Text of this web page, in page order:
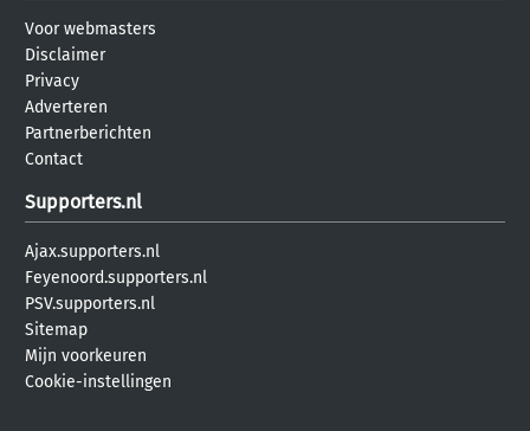
Voor webmasters
Disclaimer
Privacy
Adverteren
Partnerberichten
Contact
Supporters.nl
Ajax.supporters.nl
Feyenoord.supporters.nl
PSV.supporters.nl
Sitemap
Mijn voorkeuren
Cookie-instellingen